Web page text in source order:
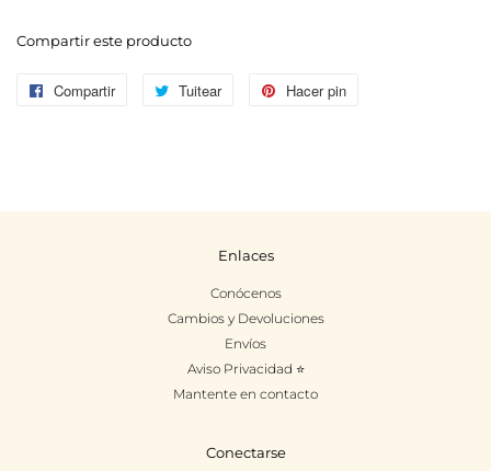
Compartir este producto
Compartir
CompartirTuitear
Tuitear Hacer pin
Enlaces
Conócenos
Cambios y Devoluciones
Envíos
Aviso Privacidad ⭐
Mantente en contacto
Conectarse